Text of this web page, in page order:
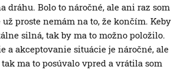
dráhu. Bolo to náročné, ale ani raz som
už proste nemám na to, že končím. Keby
silná, tak by ma to možno položilo.
a akceptovanie situácie je náročné, ale
ma to posúvalo vpred a vrátila som